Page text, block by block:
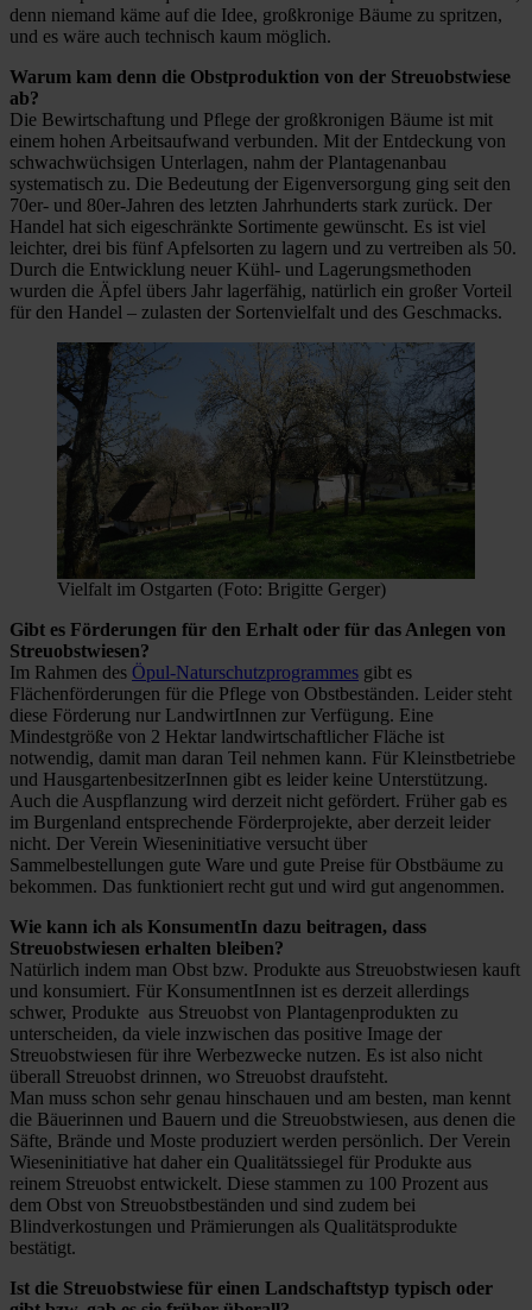
denn niemand käme auf die Idee, großkronige Bäume zu spritzen,
und es wäre auch technisch kaum möglich.
Warum kam denn die Obstproduktion von der Streuobstwiese
ab?
Die Bewirtschaftung und Pflege der großkronigen Bäume ist mit
einem hohen Arbeitsaufwand verbunden. Mit der Entdeckung von
schwachwüchsigen Unterlagen, nahm der Plantagenanbau
systematisch zu. Die Bedeutung der Eigenversorgung ging seit den
70er- und 80er-Jahren des letzten Jahrhunderts stark zurück. Der
Handel hat sich eigeschränkte Sortimente gewünscht. Es ist viel
leichter, drei bis fünf Apfelsorten zu lagern und zu vertreiben als 50.
Durch die Entwicklung neuer Kühl- und Lagerungsmethoden
wurden die Äpfel übers Jahr lagerfähig, natürlich ein großer Vorteil
für den Handel – zulasten der Sortenvielfalt und des Geschmacks.
Vielfalt im Ostgarten (Foto: Brigitte Gerger)
Gibt es Förderungen für den Erhalt oder für das Anlegen von
Streuobstwiesen?
Im Rahmen des Öpul-Naturschutzprogrammes gibt es
Flächenförderungen für die Pflege von Obstbeständen. Leider steht
diese Förderung nur LandwirtInnen zur Verfügung. Eine
Mindestgröße von 2 Hektar landwirtschaftlicher Fläche ist
notwendig, damit man daran Teil nehmen kann. Für Kleinstbetriebe
und HausgartenbesitzerInnen gibt es leider keine Unterstützung.
Auch die Auspflanzung wird derzeit nicht gefördert. Früher gab es
im Burgenland entsprechende Förderprojekte, aber derzeit leider
nicht. Der Verein Wieseninitiative versucht über
Sammelbestellungen gute Ware und gute Preise für Obstbäume zu
bekommen. Das funktioniert recht gut und wird gut angenommen.
Wie kann ich als KonsumentIn dazu beitragen, dass
Streuobstwiesen erhalten bleiben?
Natürlich indem man Obst bzw. Produkte aus Streuobstwiesen kauft
und konsumiert. Für KonsumentInnen ist es derzeit allerdings
schwer, Produkte aus Streuobst von Plantagenprodukten zu
unterscheiden, da viele inzwischen das positive Image der
Streuobstwiesen für ihre Werbezwecke nutzen. Es ist also nicht
überall Streuobst drinnen, wo Streuobst draufsteht.
Man muss schon sehr genau hinschauen und am besten, man kennt
die Bäuerinnen und Bauern und die Streuobstwiesen, aus denen die
Säfte, Brände und Moste produziert werden persönlich. Der Verein
Wieseninitiative hat daher ein Qualitätssiegel für Produkte aus
reinem Streuobst entwickelt. Diese stammen zu 100 Prozent aus
dem Obst von Streuobstbeständen und sind zudem bei
Blindverkostungen und Prämierungen als Qualitätsprodukte
bestätigt.
Ist die Streuobstwiese für einen Landschaftstyp typisch oder